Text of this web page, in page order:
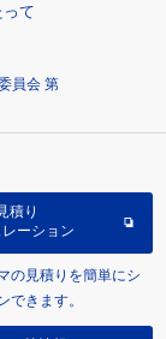
って
員会 第
積り
ーション
の見積りを簡単にシ
できます。